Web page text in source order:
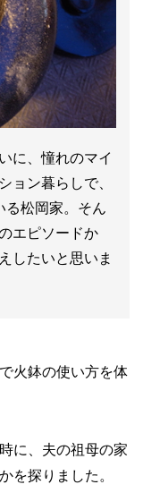
に、憧れのマイ
ン暮らしで、
る松岡家。そん
エピソードか
したいと思いま
火鉢の使い方を体
に、夫の祖母の家
を探りました。